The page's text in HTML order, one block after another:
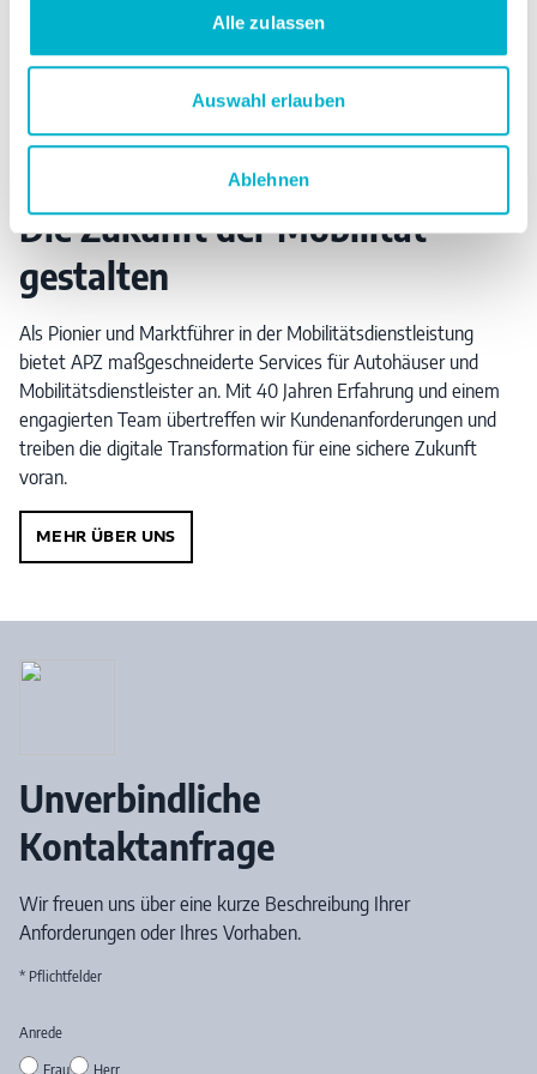
Alle zulassen
Auswahl erlauben
Ablehnen
Rückwärts
Vorwärts
Die Zukunft der Mobilität
gestalten
Als Pionier und Marktführer in der Mobilitätsdienstleistung
bietet APZ maßgeschneiderte Services für Autohäuser und
Mobilitätsdienstleister an. Mit 40 Jahren Erfahrung und einem
engagierten Team übertreffen wir Kundenanforderungen und
treiben die digitale Transformation für eine sichere Zukunft
voran.
MEHR ÜBER UNS
Unverbindliche
Kontaktanfrage
Wir freuen uns über eine kurze Beschreibung Ihrer
Anforderungen oder Ihres Vorhaben.
* Pflichtfelder
Anrede
Frau Herr